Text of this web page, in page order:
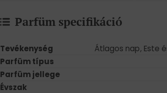
Parfüm specifikáció
Tevékenység Átlagos nap, Este
Parfüm típus
Parfüm jellege
Évszak